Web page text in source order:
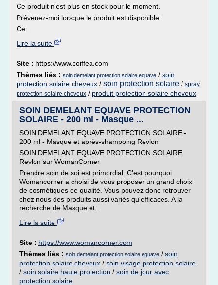
Ce produit n'est plus en stock pour le moment.
Prévenez-moi lorsque le produit est disponible :
Ce...
Lire la suite
Site : https://www.coiffea.com
Thèmes liés : soin demelant protection solaire equave / soin
protection solaire cheveux / soin protection solaire / spray
protection solaire cheveux / produit protection solaire cheveux
SOIN DEMELANT EQUAVE PROTECTION
SOLAIRE - 200 ml - Masque ...
SOIN DEMELANT EQUAVE PROTECTION SOLAIRE -
200 ml - Masque et après-shampoing Revlon
SOIN DEMELANT EQUAVE PROTECTION SOLAIRE
Revlon sur WomanCorner
Prendre soin de soi est primordial. C'est pourquoi
Womancorner a choisi de vous proposer un grand choix
de cosmétiques de qualité. Vous pouvez donc retrouver
chez nous des produits aussi variés qu'efficaces. A la
recherche de Masque et...
Lire la suite
Site : https://www.womancorner.com
Thèmes liés : soin demelant protection solaire equave / soin
protection solaire cheveux / soin visage protection solaire
/ soin solaire haute protection / soin de jour avec
protection solaire